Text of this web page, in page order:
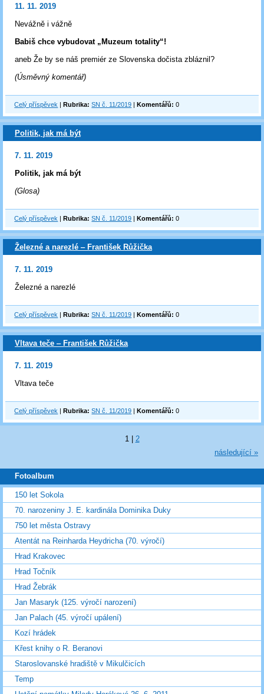
11. 11. 2019
Nevážně i vážně
Babiš chce vybudovat „Muzeum totality“!
aneb Že by se náš premiér ze Slovenska dočista zbláznil?
(Úsměvný komentář)
Celý příspěvek |Rubrika: SN č. 11/2019 |Komentářů: 0
Politik, jak má být
7. 11. 2019
Politik, jak má být
(Glosa)
Celý příspěvek |Rubrika: SN č. 11/2019 |Komentářů: 0
Železné a narezlé ‒ František Růžička
7. 11. 2019
Železné a narezlé
Celý příspěvek |Rubrika: SN č. 11/2019 |Komentářů: 0
Vltava teče ‒ František Růžička
7. 11. 2019
Vltava teče
Celý příspěvek |Rubrika: SN č. 11/2019 |Komentářů: 0
1
2
následující »
Fotoalbum
150 let Sokola
70. narozeniny J. E. kardinála Dominika Duky
750 let města Ostravy
Atentát na Reinharda Heydricha (70. výročí)
Hrad Krakovec
Hrad Točník
Hrad Žebrák
Jan Masaryk (125. výročí narození)
Jan Palach (45. výročí upálení)
Kozí hrádek
Křest knihy o R. Beranovi
Staroslovanské hradiště v Mikulčicích
Temp